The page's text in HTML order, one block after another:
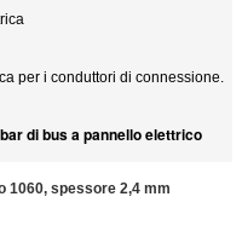
per i conduttori di connessione.
bar di bus a pannello elettrico
1060, spessore 2,4 mm